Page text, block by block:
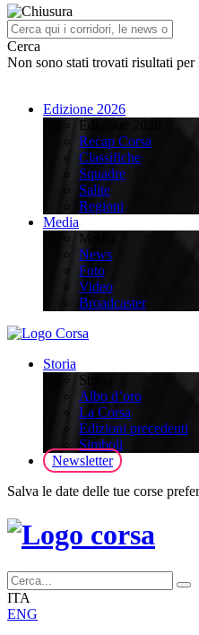
Cerca
Non sono stati trovati risultati per
Edizione 2026
Edizione 2026
Recap Corsa
Classifiche
Squadre
Salite
Regioni
Media
Media
News
Foto
Video
Broadcaster
Storia
Storia
Albo d’oro
La Corsa
Edizioni precedenti
Simboli
Newsletter
Salva le date delle tue corse
ITA
ENG